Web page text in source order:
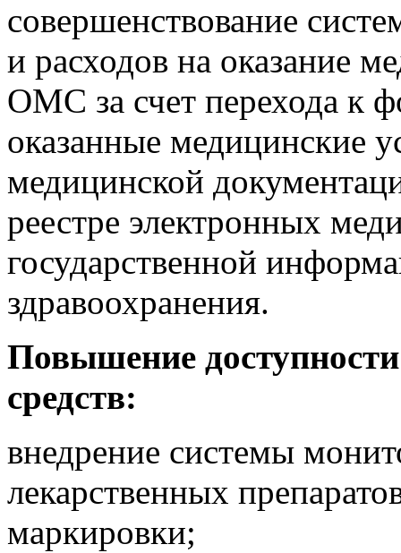
совершенствование
и расходов на оказание
ОМС за счет перехода к
оказанные медицинские
медицинской
реестре электронных
государственной
здравоохранения.
Повышение
средств:
внедрение системы
лекарственных
маркировки;